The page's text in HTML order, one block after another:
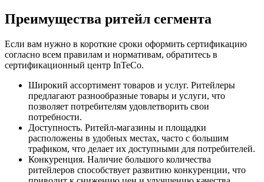
Преимущества ритейл сегмента
Если вам нужно в короткие сроки оформить сертификацию
согласно всем правилам и нормативам, обратитесь в
сертификационный центр InTeCo.
Широкий ассортимент товаров и услуг. Ритейлеры
предлагают разнообразные товары и услуги, что
позволяет потребителям удовлетворить свои
потребности.
Доступность. Ритейл-магазины и площадки
расположены в удобных местах, часто с большим
трафиком, что делает их доступными для потребителей.
Конкуренция. Наличие большого количества
ритейлеров способствует развитию конкуренции, что